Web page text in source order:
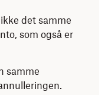
det samme
som også er
samme